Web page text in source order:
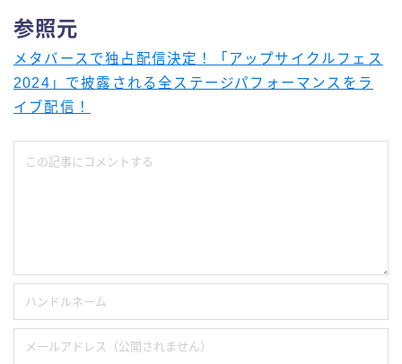
参照元
メタバースで独占配信決定！「アップサイクルフェス
2024」で披露される全ステージパフォーマンスをラ
イブ配信！